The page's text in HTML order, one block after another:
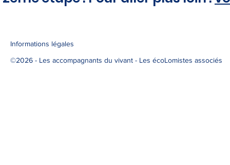
Informations légales
©2026 - Les accompagnants du vivant - Les écoLomistes associés